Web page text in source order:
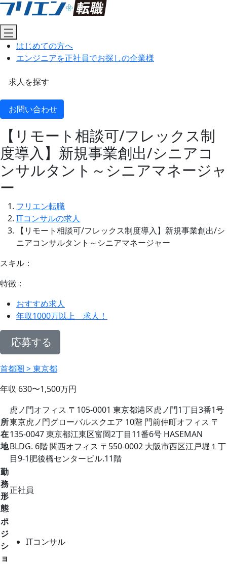
はじめての方へ
エンジニアを正社員でお探しの企業様
求人を探す
お問い合わせ
【リモート相談可/フレックス制
度導入】新規事業創出/シニアコ
ンサルタント～シニアマネージャ
ー
フリエン転職
ITコンサルの求人
【リモート相談可/フレックス制度導入】新規事業創出/シ
ニアコンサルタント～シニアマネージャー
スキル：
特徴：
おすすめ求人
年収1000万以上 求人！
応募する
首都圏 > 東京都
年収 630〜1,500万円
所
在
地
虎ノ門オフィス 〒105-0001 東京都港区虎ノ門1丁目3番1号
東京虎ノ門グローバルスクエア 10階 門前仲町オフィス 〒
135-0047 東京都江東区富岡2丁目11番6号 HASEMAN
BLDG. 6階 関西オフィス 〒550-0002 大阪市西区江戸堀１丁
目9-1肥後橋センタービル.11階
勤
務
形
態
正社員
ポ
ジ
シ
ョ
ITコンサル